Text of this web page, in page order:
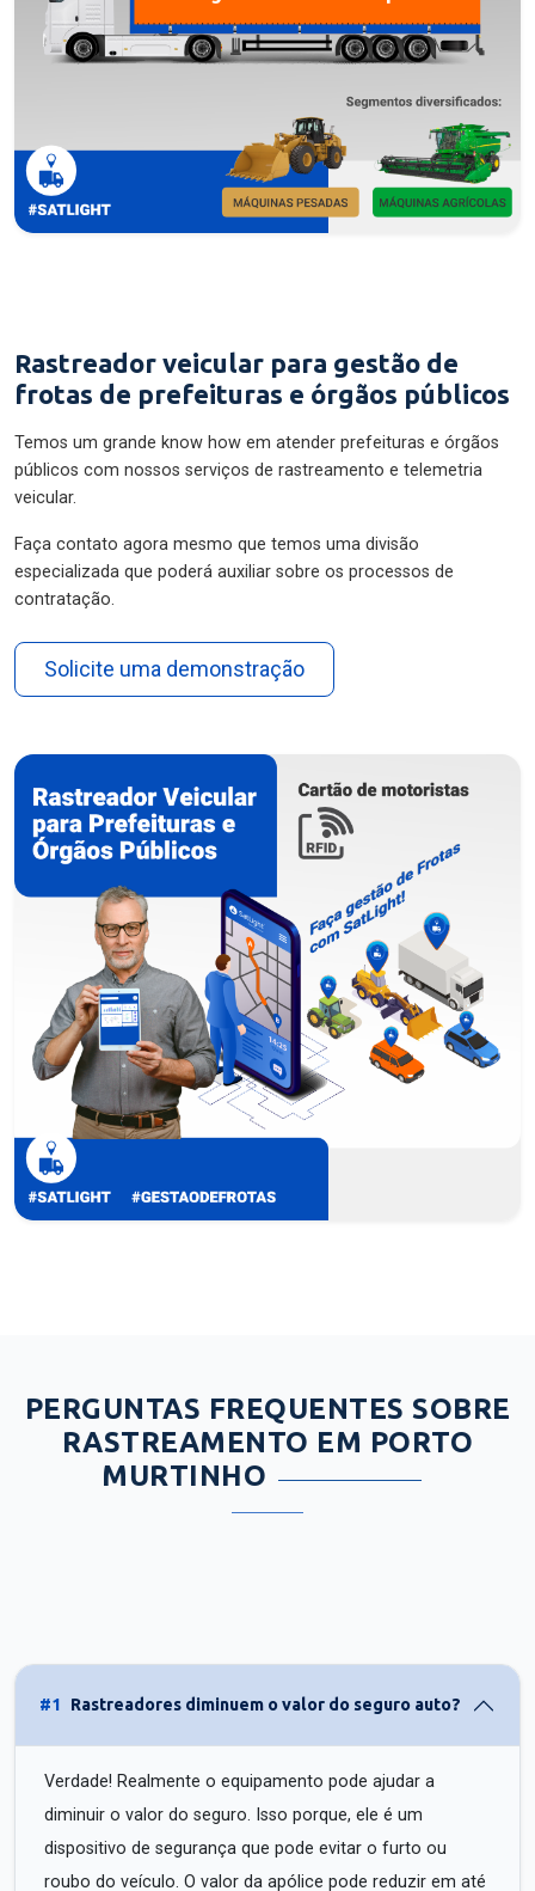
Rastreador veicular para gestão de
frotas de prefeituras e órgãos públicos
Temos um grande know how em atender prefeituras e órgãos
públicos com nossos serviços de rastreamento e telemetria
veicular.
Faça contato agora mesmo que temos uma divisão
especializada que poderá auxiliar sobre os processos de
contratação.
Solicite uma demonstração
PERGUNTAS FREQUENTES SOBRE
RASTREAMENTO EM PORTO
MURTINHO
#1 Rastreadores diminuem o valor do seguro auto?
Verdade! Realmente o equipamento pode ajudar a
diminuir o valor do seguro. Isso porque, ele é um
dispositivo de segurança que pode evitar o furto ou
roubo do veículo. O valor da apólice pode reduzir em até